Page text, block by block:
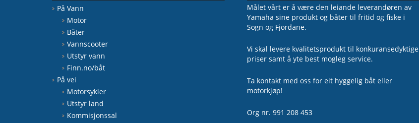
FINN.NO/BÅT
På Vann
Motor
Båter
Vannscooter
Utstyr vann
Finn.no/båt
På vei
Motorsykler
Utstyr land
Kommisjonssal
Målet vårt er å være den leiande leverandøren av
Yamaha sine produkt og båter til fritid og fiske i
Sogn og Fjordane.
Vi skal levere kvalitetsprodukt til konkuransedyktige
priser samt å yte best mogleg service.
Ta kontakt med oss for eit hyggelig båt eller
motorkjøp!
Org nr. 991 208 453